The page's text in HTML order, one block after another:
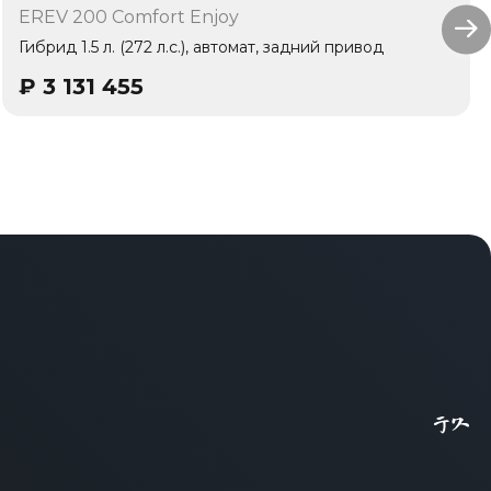
EREV 200 Comfort Enjoy
Гибрид 1.5 л. (272 л.с.), автомат, задний привод
₽ 3 131 455